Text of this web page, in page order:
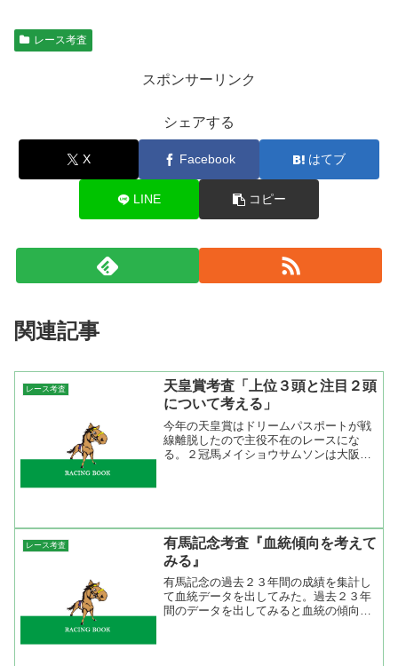
レース考査
スポンサーリンク
シェアする
X Facebook はてブ
LINE コピー
関連記事
レース考査
天皇賞考査「上位３頭と注目２頭
について考える」
今年の天皇賞はドリームパスポートが戦
線離脱したので主役不在のレースにな
る。２冠馬メイショウサムソンは大阪杯
レース考査
有馬記念考査『血統傾向を考えて
みる』
有馬記念の過去２３年間の成績を集計し
て血統データを出してみた。過去２３年
間のデータを出してみると血統の傾向が